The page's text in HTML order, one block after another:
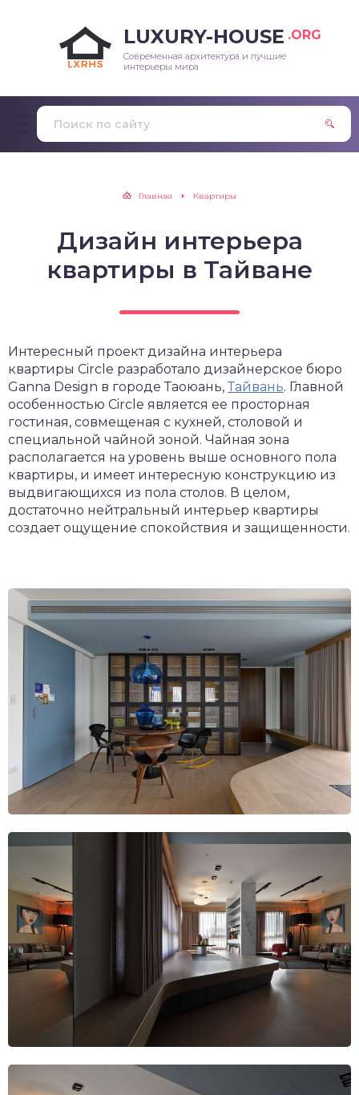
LUXURY-HOUSE .ORG
Современная архитектура и лучшие
интерьеры мира
Главная Квартиры
Дизайн интерьера
квартиры в Тайване
Интересный проект дизайна интерьера
квартиры Circle разработало дизайнерское бюро
Ganna Design в городе Таоюань, Тайвань. Главной
особенностью Circle является ее просторная
гостиная, совмещеная с кухней, столовой и
специальной чайной зоной. Чайная зона
располагается на уровень выше основного пола
квартиры, и имеет интересную конструкцию из
выдвигающихся из пола столов. В целом,
достаточно нейтральный интерьер квартиры
создает ощущение спокойствия и защищенности.